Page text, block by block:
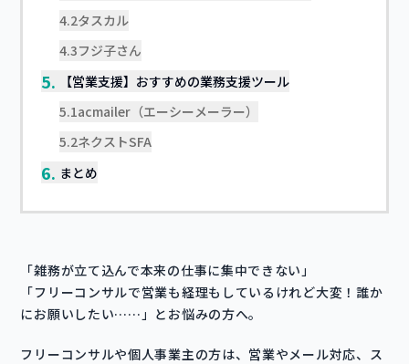
4.2タスカル
4.3フジ子さん
5.
【営業支援】おすすめの業務支援ツール
5.1acmailer（エーシーメーラー）
5.2ネクストSFA
6. まとめ
「雑務が立て込んで本来の仕事に集中できない」
「フリーコンサルで営業も経理もしているけれど大変！誰か
にお願いしたい……」とお悩みの方へ。
フリーコンサルや個人事業主の方は、営業やメール対応、ス